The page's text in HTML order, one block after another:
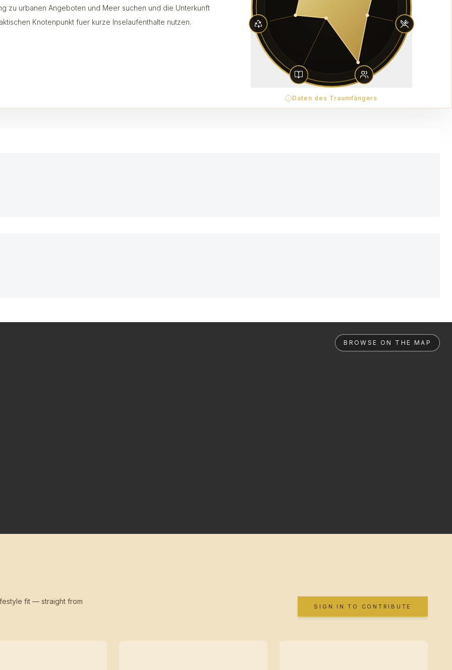
zu urbanen Angeboten und Meer suchen und die Unterkunft
Knotenpunkt fuer kurze Inselaufenthalte nutzen.
Daten des Traumfängers
BROWSE ON THE MAP
fit — straight from
SIGN IN TO CONTRIBUTE